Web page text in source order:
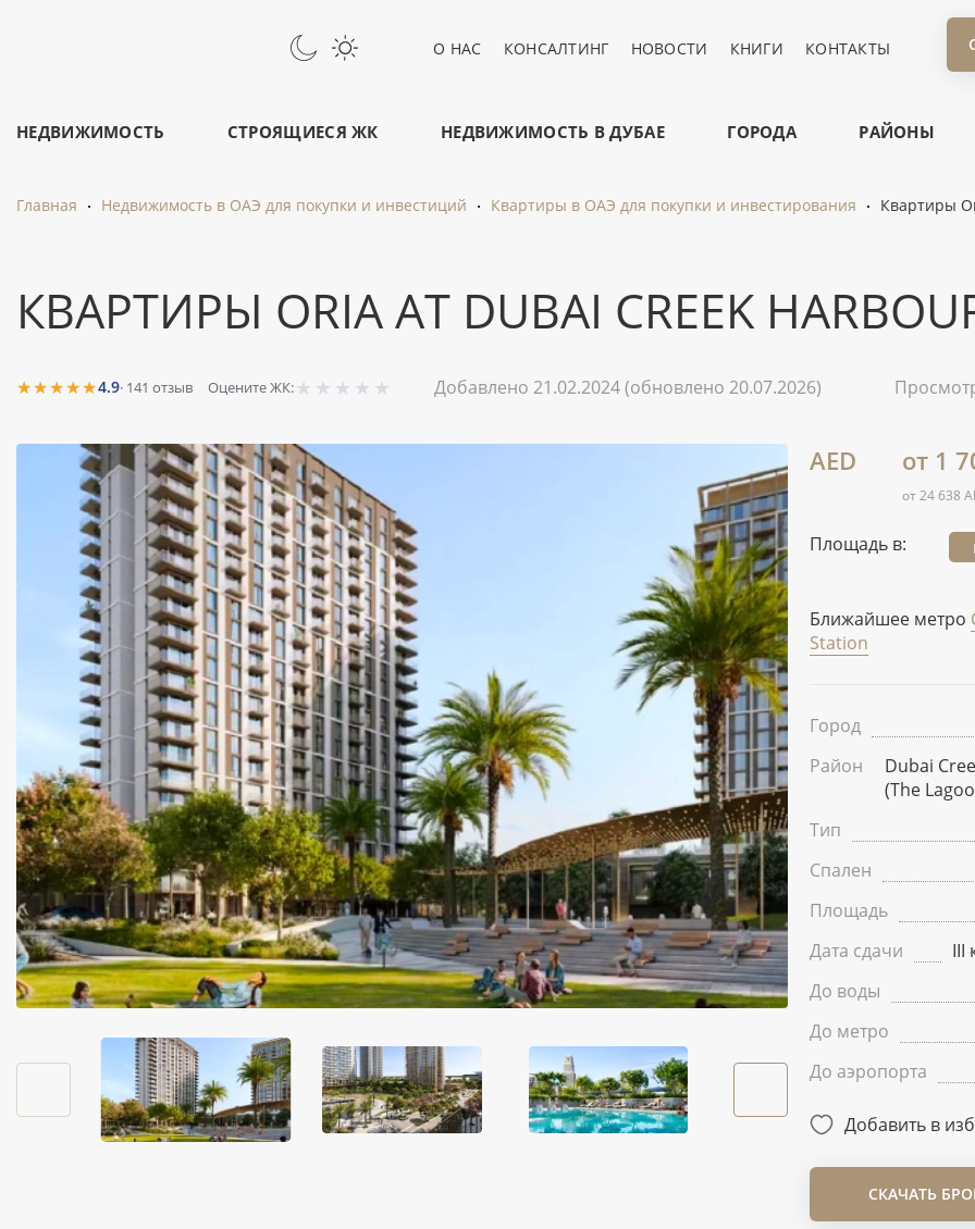
О НАС КОНСАЛТИНГ НОВОСТИ КНИГИ КОНТАКТЫ
НЕДВИЖИМОСТЬ СТРОЯЩИЕСЯ ЖК НЕДВИЖИМОСТЬ В ДУБАЕ ГОРОДА РАЙОНЫ
Главная Недвижимость в ОАЭ для покупки и инвестиций Квартиры в ОАЭ для покупки и инвестирования Квартиры
КВАРТИРЫ ORIA AT DUBAI CREEK
★★★★★4.9· 141 отзыв Оцените ЖК:★ ★ ★ ★ ★ Добавлено 21.02.2024(обновлено 20.07.2026)
AED от 1
от 24 638
Площадь в:
Ближайшее метро
Station
Город
Район
Dubai
(The
Тип
Спален
Площадь
Дата сдачи
III
До воды
До метро
До аэропорта
Добавить в
СКАЧАТЬ